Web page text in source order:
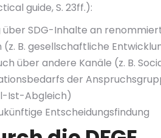
guide, S. 23ff.):
SDG-Inhalte an
B. gesellschaftliche
über andere Kanäle (z. B.
der
Ist-Abgleich)
Entscheidungsfindung